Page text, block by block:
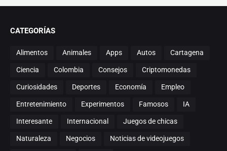
CATEGORÍAS
Alimentos Animales Apps Autos Cartagena
Ciencia Colombia Consejos Criptomonedas
Curiosidades Deportes Economía Empleo
Entretenimiento Experimentos Famosos IA
Interesante Internacional Juegos de chicas
Naturaleza Negocios Noticias de videojuegos